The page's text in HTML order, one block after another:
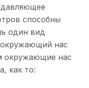
способны
один вид
нас
окружающие нас
как то: